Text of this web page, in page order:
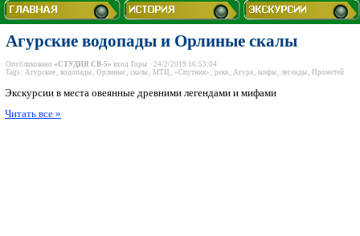
Агурские водопады и Орлиные скалы
Опубликовано «СТУДИЯ СВ-5» вход Горы · 24/2/2019 16:53:04
Tags: Агурские, водопады, Орлиные, скалы, МТЦ , «Спутник» , река, Агура, мифы, легенды, Прометей
Экскурсии в места овеянные древними легендами и мифами
Читать все »